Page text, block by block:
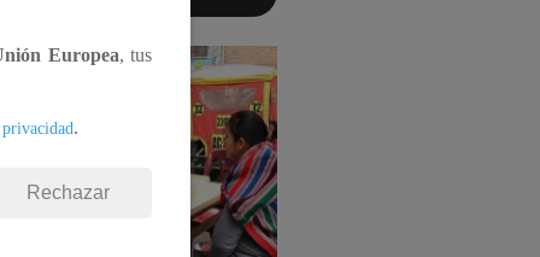
detalles
Europea, tus
.
Rechazar